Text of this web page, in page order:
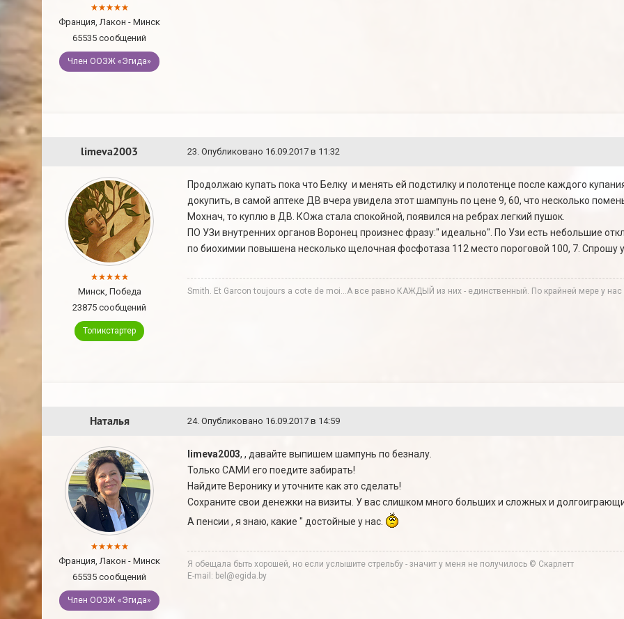
Франция, Лакон - Минск
65535 сообщений
Член ООЗЖ «Эгида»
limeva2003 23. Опубликовано 16.09.2017 в 11:32
Минск, Победа
23875 сообщений
Топикстартер
Продолжаю купать пока что Белку и менять ей подстилку и полотенце после каждого
докупить, в самой аптеке ДВ вчера увидела этот шампунь по цене 9, 60, что несколько
Мохнач, то куплю в ДВ. КОжа стала спокойной, появился на ребрах легкий пушок.
ПО УЗи внутренних органов Воронец произнес фразу:" идеально". По Узи есть небольшие
по биохимии повышена несколько щелочная фосфотаза 112 место пороговой 100, 7. Спрошу
Smith. Et Garcon toujours a cote de moi...А все равно КАЖДЫЙ из них - единственный. По крайней мере у нас
Наталья 24. Опубликовано 16.09.2017 в 14:59
Франция, Лакон - Минск
65535 сообщений
Член ООЗЖ «Эгида»
limeva2003, , давайте выпишем шампунь по безналу.
Только САМИ его поедите забирать!
Найдите Веронику и уточните как это сделать!
Сохраните свои денежки на визиты. У вас слишком много больших и сложных и
А пенсии , я знаю, какие " достойные у нас.
Я обещала быть хорошей, но если услышите стрельбу - значит у меня не получилось © Скарлетт
E-mail: bel@egida.by